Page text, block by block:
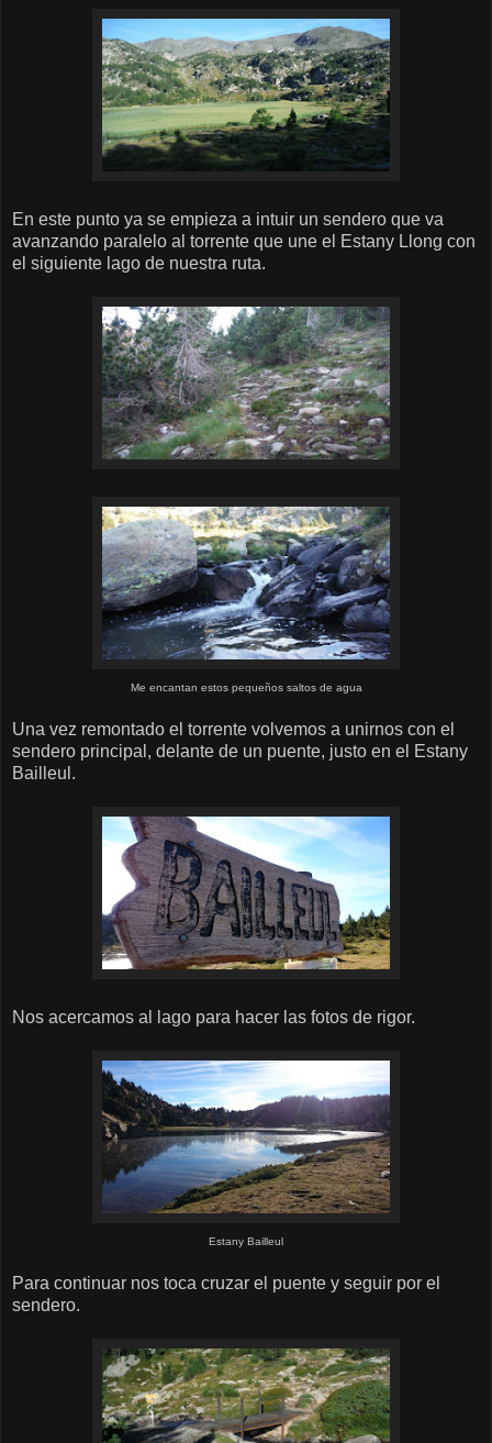
En este punto ya se empieza a intuir un sendero que va
avanzando paralelo al torrente que une el Estany Llong con
el siguiente lago de nuestra ruta.
Me encantan estos pequeños saltos de agua
Una vez remontado el torrente volvemos a unirnos con el
sendero principal, delante de un puente, justo en el Estany
Bailleul.
Nos acercamos al lago para hacer las fotos de rigor.
Estany Bailleul
Para continuar nos toca cruzar el puente y seguir por el
sendero.